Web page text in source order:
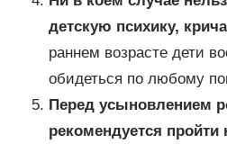
детскую психику,
раннем возрасте дети
обидеться по любому
Перед усыновлением
рекомендуется пройти